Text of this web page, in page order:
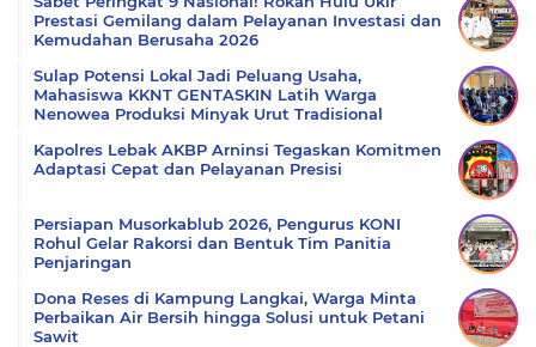
Prestasi Gemilang dalam Pelayanan Investasi dan
Kemudahan Berusaha 2026
Sulap Potensi Lokal Jadi Peluang Usaha,
Mahasiswa KKNT GENTASKIN Latih Warga
Nenowea Produksi Minyak Urut Tradisional
Kapolres Lebak AKBP Arninsi Tegaskan Komitmen
Adaptasi Cepat dan Pelayanan Presisi
Persiapan Musorkablub 2026, Pengurus KONI
Rohul Gelar Rakorsi dan Bentuk Tim Panitia
Penjaringan
Dona Reses di Kampung Langkai, Warga Minta
Perbaikan Air Bersih hingga Solusi untuk Petani
Sawit